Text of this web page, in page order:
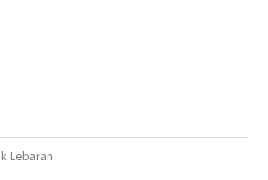
Lebaran